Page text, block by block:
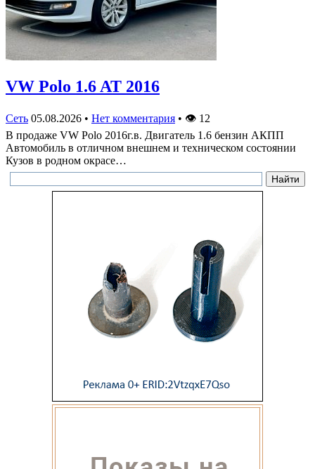
VW Polo 1.6 AT 2016
Сеть 05.08.2026 • Нет комментария • 👁 12
В продаже VW Polo 2016г.в. Двигатель 1.6 бензин АКПП
Автомобиль в отличном внешнем и техническом состоянии
Кузов в родном окрасе…